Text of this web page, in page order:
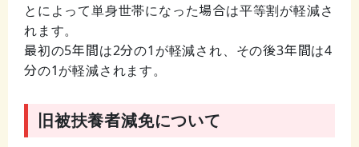
とによって単身世帯になった場合は平等割が軽減さ
れます。
最初の5年間は2分の1が軽減され、その後3年間は4
分の1が軽減されます。
旧被扶養者減免について